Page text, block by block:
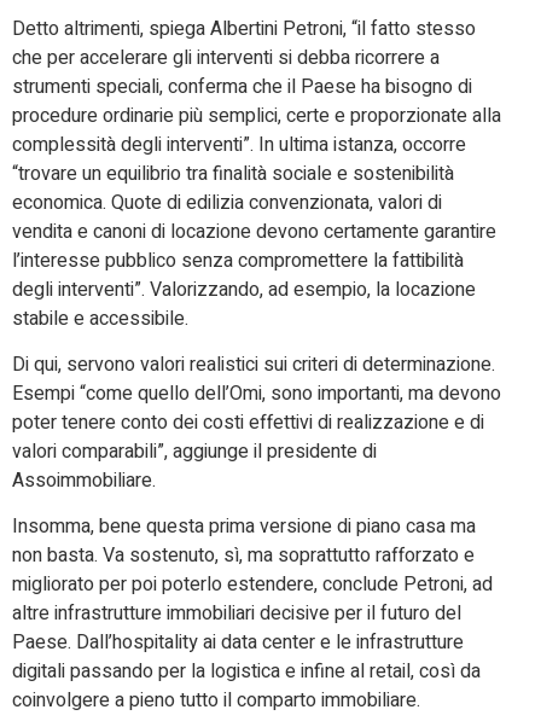
Detto altrimenti, spiega Albertini Petroni, “il fatto stesso
che per accelerare gli interventi si debba ricorrere a
strumenti speciali, conferma che il Paese ha bisogno di
procedure ordinarie più semplici, certe e proporzionate alla
complessità degli interventi”. In ultima istanza, occorre
“trovare un equilibrio tra finalità sociale e sostenibilità
economica. Quote di edilizia convenzionata, valori di
vendita e canoni di locazione devono certamente garantire
l’interesse pubblico senza compromettere la fattibilità
degli interventi”. Valorizzando, ad esempio, la locazione
stabile e accessibile.
Di qui, servono valori realistici sui criteri di determinazione.
Esempi “come quello dell’Omi, sono importanti, ma devono
poter tenere conto dei costi effettivi di realizzazione e di
valori comparabili”, aggiunge il presidente di
Assoimmobiliare.
Insomma, bene questa prima versione di piano casa ma
non basta. Va sostenuto, sì, ma soprattutto rafforzato e
migliorato per poi poterlo estendere, conclude Petroni, ad
altre infrastrutture immobiliari decisive per il futuro del
Paese. Dall’hospitality ai data center e le infrastrutture
digitali passando per la logistica e infine al retail, così da
coinvolgere a pieno tutto il comparto immobiliare.